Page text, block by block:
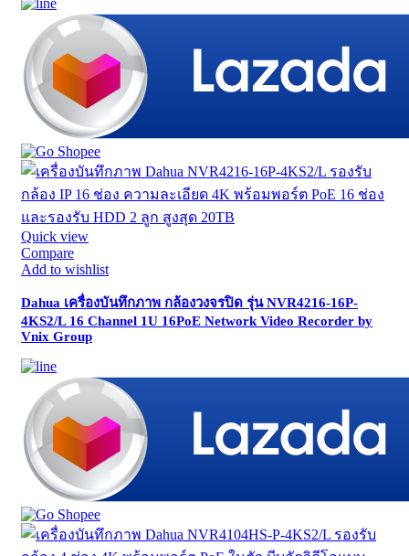
Quick view
Compare
Add to wishlist
Dahua เครื่องบันทึกภาพ กล้องวงจรปิด รุ่น NVR4216-16P-
4KS2/L 16 Channel 1U 16PoE Network Video Recorder by
Vnix Group